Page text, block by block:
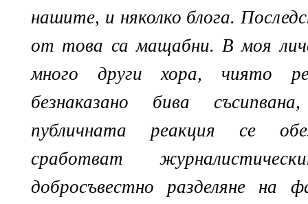
нашите, и няколко блога.
от това са мащабни. В моя
много други хора, чиято
безнаказано бива
публичната реакция се
сработват
добросъвестно разделяне на